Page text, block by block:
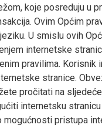
koje posreduju u
Ovim Općim
U smislu ovih
internetske
pravilima.
stranice.
pročitati na
internetsku
pristupa